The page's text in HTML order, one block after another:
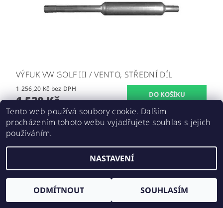
VÝFUK VW GOLF III / VENTO, STŘEDNÍ DÍL
1 256,20 Kč bez DPH
1 520 Kč
, všechna práva vyhrazena
Vytvořil Shoptet
Tento web používá soubory cookie. Dalším
procházením tohoto webu vyjadřujete souhlas s jejich
používáním.
NASTAVENÍ
ODMÍTNOUT SOUHLASÍM